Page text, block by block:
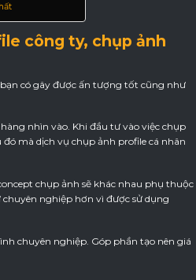
công ty, chụp ảnh
có gây được ấn tượng tốt cũng như
nhìn vào. Khi đầu tư vào việc chụp
mà dịch vụ chụp ảnh profile cá nhân
chụp ảnh sẽ khác nhau phụ thuộc
nghiệp hơn vì được sử dụng
chuyên nghiệp. Góp phần tạo nên giá